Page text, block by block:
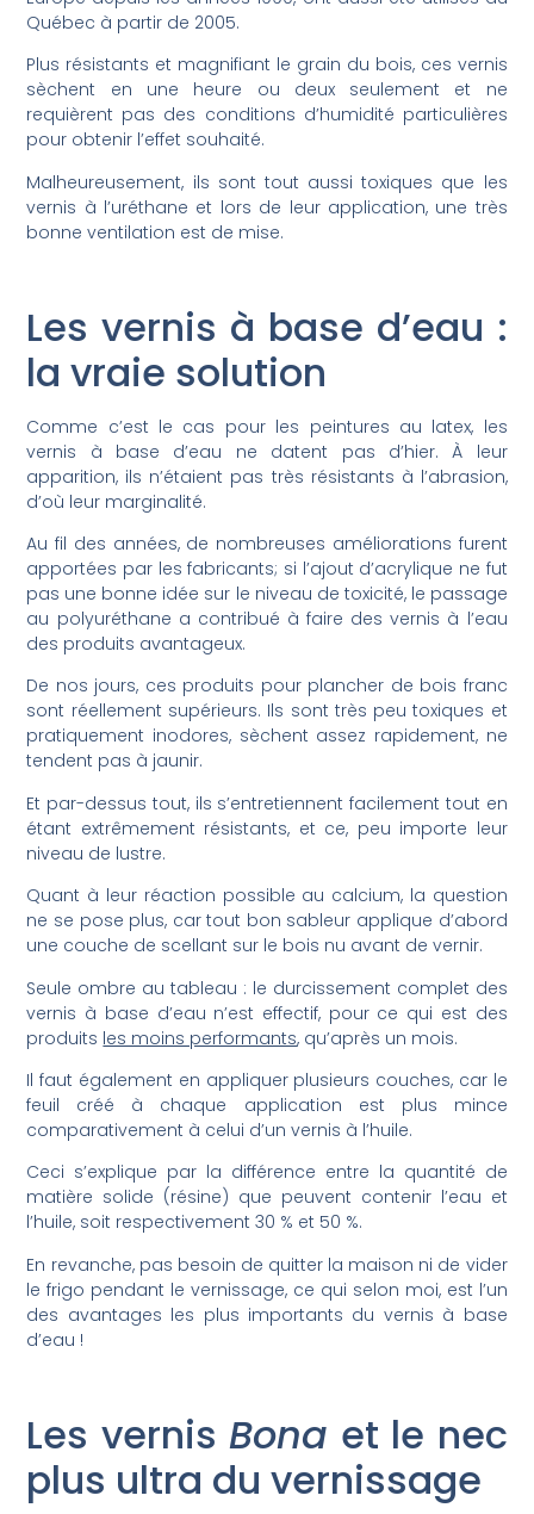
Québec à partir de 2005.
Plus résistants et magnifiant le grain du bois, ces vernis
sèchent en une heure ou deux seulement et ne
requièrent pas des conditions d’humidité particulières
pour obtenir l’effet souhaité.
Malheureusement, ils sont tout aussi toxiques que les
vernis à l’uréthane et lors de leur application, une très
bonne ventilation est de mise.
Les vernis à base d’eau :
la vraie solution
Comme c’est le cas pour les peintures au latex, les
vernis à base d’eau ne datent pas d’hier. À leur
apparition, ils n’étaient pas très résistants à l’abrasion,
d’où leur marginalité.
Au fil des années, de nombreuses améliorations furent
apportées par les fabricants; si l’ajout d’acrylique ne fut
pas une bonne idée sur le niveau de toxicité, le passage
au polyuréthane a contribué à faire des vernis à l’eau
des produits avantageux.
De nos jours, ces produits pour plancher de bois franc
sont réellement supérieurs. Ils sont très peu toxiques et
pratiquement inodores, sèchent assez rapidement, ne
tendent pas à jaunir.
Et par-dessus tout, ils s’entretiennent facilement tout en
étant extrêmement résistants, et ce, peu importe leur
niveau de lustre.
Quant à leur réaction possible au calcium, la question
ne se pose plus, car tout bon sableur applique d’abord
une couche de scellant sur le bois nu avant de vernir.
Seule ombre au tableau : le durcissement complet des
vernis à base d’eau n’est effectif, pour ce qui est des
produits les moins performants, qu’après un mois.
Il faut également en appliquer plusieurs couches, car le
feuil créé à chaque application est plus mince
comparativement à celui d’un vernis à l’huile.
Ceci s’explique par la différence entre la quantité de
matière solide (résine) que peuvent contenir l’eau et
l’huile, soit respectivement 30 % et 50 %.
En revanche, pas besoin de quitter la maison ni de vider
le frigo pendant le vernissage, ce qui selon moi, est l’un
des avantages les plus importants du vernis à base
d’eau !
Les vernisBona et le nec
plus ultra du vernissage